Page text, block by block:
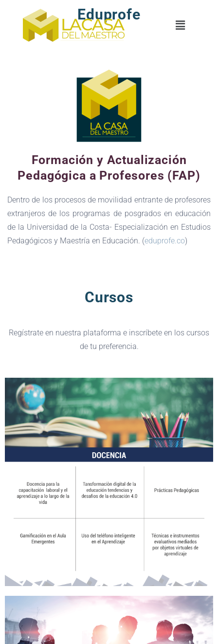
Eduprofe
Formación y Actualización
Pedagógica a Profesores (FAP)
Dentro de los procesos de movilidad entrante de profesores
extranjeros de los programas de posgrados en educación
de la Universidad de la Costa- Especialización en Estudios
Pedagógicos y Maestría en Educación. (eduprofe.co)
Cursos
Regístrate en nuestra plataforma e inscríbete en los cursos
de tu preferencia.